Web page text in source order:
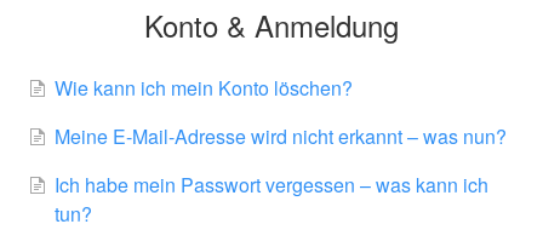
Konto & Anmeldung
Wie kann ich mein Konto löschen?
Meine E-Mail-Adresse wird nicht erkannt – was nun?
Ich habe mein Passwort vergessen – was kann ich
tun?